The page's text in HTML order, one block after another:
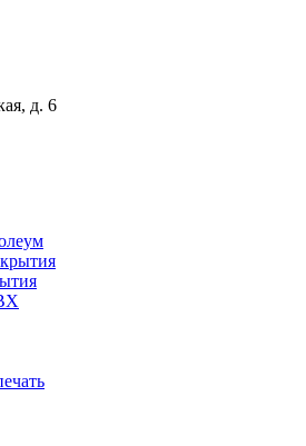
д. 6